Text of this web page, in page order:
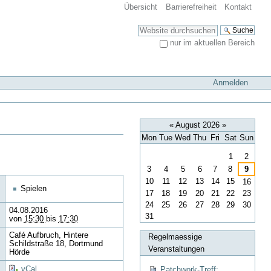
Übersicht Barrierefreiheit Kontakt
Website durchsuchen
nur im aktuellen Bereich
Anmelden
Spielen
04.08.2016
von 15:30 bis 17:30
Café Aufbruch, Hintere
Schildstraße 18, Dortmund
Hörde
vCal
«August 2026 »
Mon Tue Wed Thu Fri Sat Sun
1
2
3
4 5 6 7 8
9
10
11 12 13 14 15
16
17
18 19 20 21 22
23
24
25 26 27 28 29
30
31
Regelmaessige
Veranstaltungen